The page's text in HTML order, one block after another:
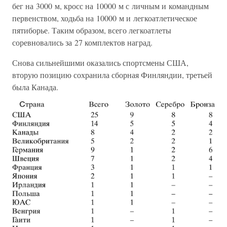
бег на 3000 м, кросс на 10000 м с личным и командным
первенством, ходьба на 10000 м и легкоатлетическое
пятиборье. Таким образом, всего легкоатлеты
соревновались за 27 комплектов наград.
Снова сильнейшими оказались спортсмены США,
вторую позицию сохранила сборная Финляндии, третьей
была Канада.